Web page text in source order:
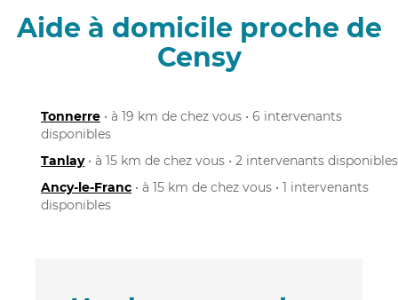
Aide à domicile proche de
Censy
Tonnerre • à 19 km de chez vous • 6 intervenants
disponibles
Tanlay• à 15 km de chez vous • 2 intervenants disponibles
Ancy-le-Franc • à 15 km de chez vous • 1 intervenants
disponibles